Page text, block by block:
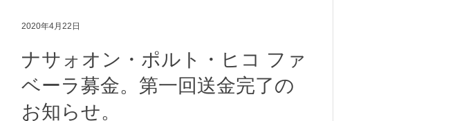
ナサォオン・ポルト・ヒコ ファ
ベーラ募金。第一回送金完了の
お知らせ。
2020年4月22日